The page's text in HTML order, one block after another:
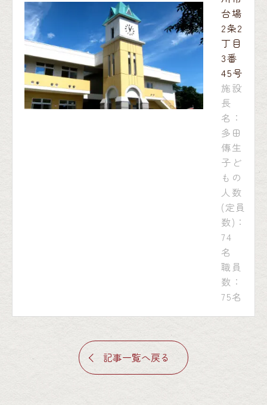
台場
2条2
丁目
3番
45号
施設
長
名：
多田
傳生
子ど
もの
人数
(定員
数)：
74
名
職員
数：
75名
記事一覧へ戻る